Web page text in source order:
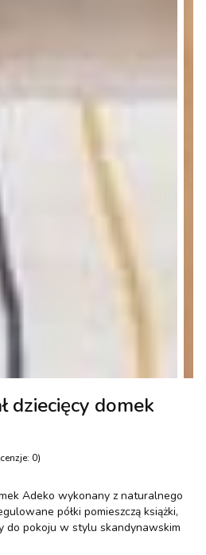
dziecięcy domek
0)
Adeko wykonany z naturalnego
półki pomieszczą książki,
do pokoju w stylu skandynawskim